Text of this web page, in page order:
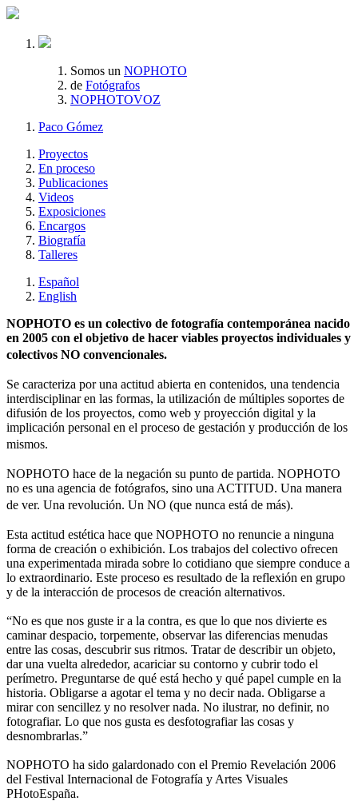
Somos un NOPHOTO
de Fotógrafos
NOPHOTOVOZ
Paco Gómez
Proyectos
En proceso
Publicaciones
Videos
Exposiciones
Encargos
Biografía
Talleres
Español
English
NOPHOTO es un colectivo de fotografía contemporánea nacido
en 2005 con el objetivo de hacer viables proyectos individuales y
colectivos NO convencionales.
Se caracteriza por una actitud abierta en contenidos, una tendencia
interdisciplinar en las formas, la utilización de múltiples soportes de
difusión de los proyectos, como web y proyección digital y la
implicación personal en el proceso de gestación y producción de los
mismos.
NOPHOTO hace de la negación su punto de partida. NOPHOTO
no es una agencia de fotógrafos, sino una ACTITUD. Una manera
de ver. Una revolución. Un NO (que nunca está de más).
Esta actitud estética hace que NOPHOTO no renuncie a ninguna
forma de creación o exhibición. Los trabajos del colectivo ofrecen
una experimentada mirada sobre lo cotidiano que siempre conduce a
lo extraordinario. Este proceso es resultado de la reflexión en grupo
y de la interacción de procesos de creación alternativos.
“No es que nos guste ir a la contra, es que lo que nos divierte es
caminar despacio, torpemente, observar las diferencias menudas
entre las cosas, descubrir sus ritmos. Tratar de describir un objeto,
dar una vuelta alrededor, acariciar su contorno y cubrir todo el
perímetro. Preguntarse de qué está hecho y qué papel cumple en la
historia. Obligarse a agotar el tema y no decir nada. Obligarse a
mirar con sencillez y no resolver nada. No ilustrar, no definir, no
fotografiar. Lo que nos gusta es desfotografiar las cosas y
desnombrarlas.”
NOPHOTO ha sido galardonado con el Premio Revelación 2006
del Festival Internacional de Fotografía y Artes Visuales
PHotoEspaña.